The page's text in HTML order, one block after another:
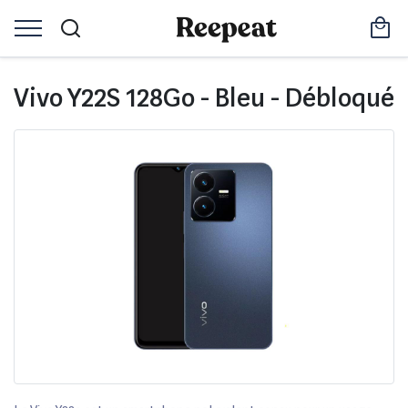
Vivo Y22S 128Go - Bleu - Débloqué